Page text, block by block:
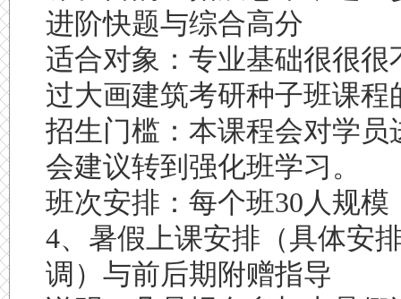
进阶快题与综合高分
适合对象： 专业基础很很很
过大画建筑考研种子班课
招生门槛：本课程会对学
会建议转到强化班学习。
班次安排： 每个班30人规模
4、暑假上课安排（具体安
调）与前后期 附赠指导